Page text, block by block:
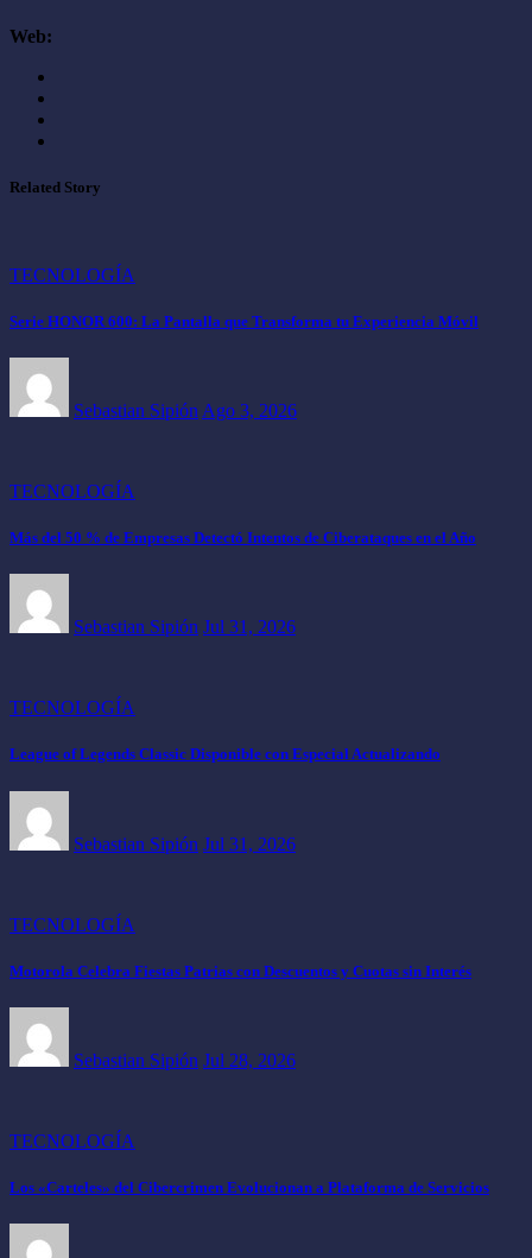
Web:
Related Story
TECNOLOGÍA
Serie HONOR 600: La Pantalla que Transforma tu Experiencia Móvil
Sebastian Sipión Ago 3, 2026
TECNOLOGÍA
Más del 50 % de Empresas Detectó Intentos de Ciberataques en el Año
Sebastian Sipión Jul 31, 2026
TECNOLOGÍA
League of Legends Classic Disponible con Especial Actualizando
Sebastian Sipión Jul 31, 2026
TECNOLOGÍA
Motorola Celebra Fiestas Patrias con Descuentos y Cuotas sin Interés
Sebastian Sipión Jul 28, 2026
TECNOLOGÍA
Los «Carteles» del Cibercrimen Evolucionan a Plataforma de Servicios